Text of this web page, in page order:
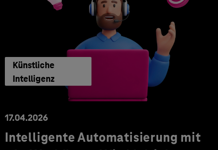
Künstliche
Intelligenz
17.04.2026
Intelligente Automatisierung mit